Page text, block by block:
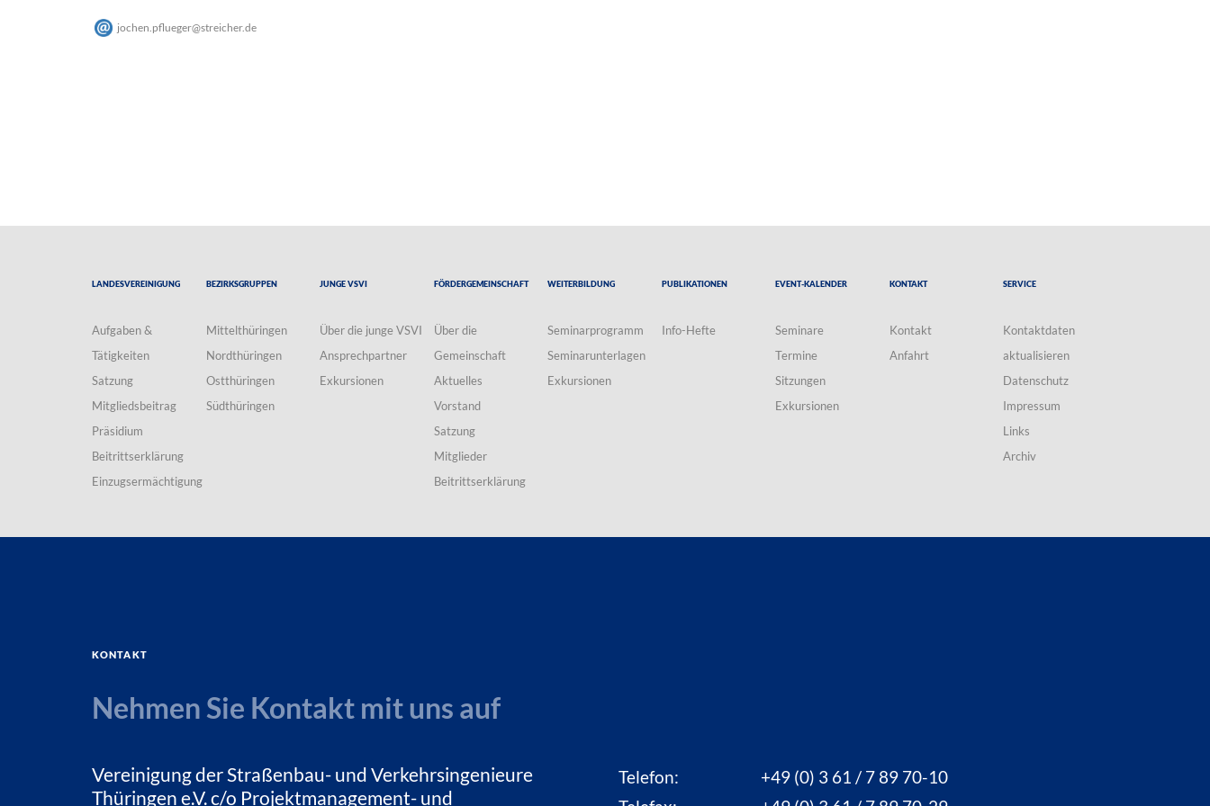
jochen.pflueger@streicher.de
Landesvereinigung
Aufgaben &
Tätigkeiten
Satzung
Mitgliedsbeitrag
Präsidium
Beitrittserklärung
Einzugsermächtigung
Bezirksgruppen
Mittelthüringen
Nordthüringen
Ostthüringen
Südthüringen
Junge VSVI
Über die junge VSVI
Ansprechpartner
Exkursionen
Fördergemeinschaft
Über die
Gemeinschaft
Aktuelles
Vorstand
Satzung
Mitglieder
Beitrittserklärung
Weiterbildung
Seminarprogramm
Seminarunterlagen
Exkursionen
Publikationen
Info-Hefte
Event-Kalender
Seminare
Termine
Sitzungen
Exkursionen
Kontakt
Kontakt
Anfahrt
Service
Kontaktdaten
aktualisieren
Datenschutz
Impressum
Links
Archiv
Kontakt
Nehmen Sie Kontakt mit uns auf
Vereinigung der Straßenbau- und Verkehrsingenieure
Thüringen e.V. c/o Projektmanagement- und
Telefon:
+49 (0) 3 61 / 7 89 70-10